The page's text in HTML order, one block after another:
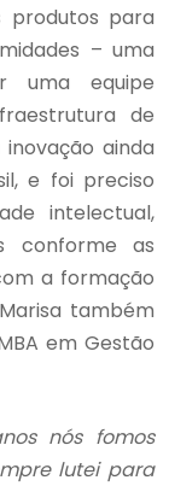
produtos para
– uma
uma equipe
de
ainda
e foi preciso
intelectual,
conforme as
a formação
também
em Gestão
nós fomos
lutei para